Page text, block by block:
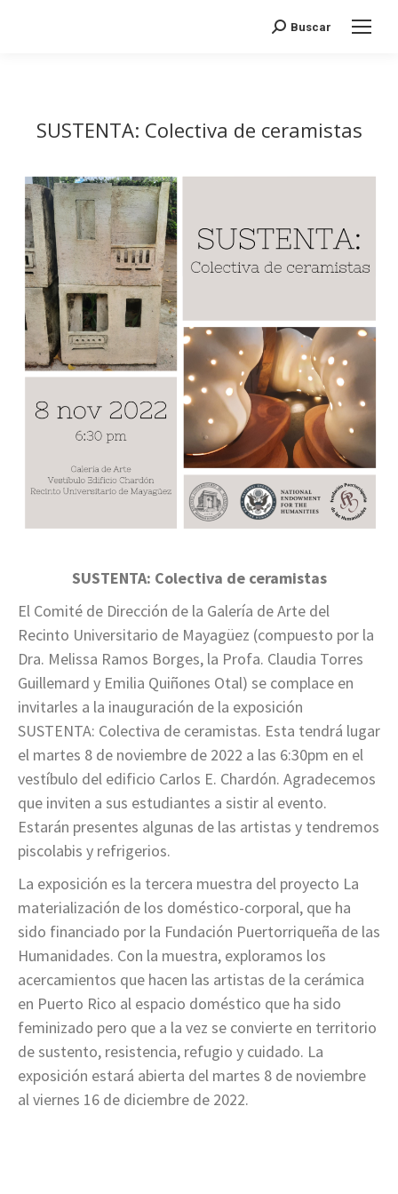
Search:
Buscar
SUSTENTA: Colectiva de ceramistas
SUSTENTA: Colectiva de ceramistas
El Comité de Dirección de la Galería de Arte del
Recinto Universitario de Mayagüez (compuesto por la
Dra. Melissa Ramos Borges, la Profa. Claudia Torres
Guillemard y Emilia Quiñones Otal) se complace en
invitarles a la inauguración de la exposición
SUSTENTA: Colectiva de ceramistas. Esta tendrá lugar
el martes 8 de noviembre de 2022 a las 6:30pm en el
vestíbulo del edificio Carlos E. Chardón. Agradecemos
que inviten a sus estudiantes a sistir al evento.
Estarán presentes algunas de las artistas y tendremos
piscolabis y refrigerios.
La exposición es la tercera muestra del proyecto La
materialización de los doméstico-corporal, que ha
sido financiado por la Fundación Puertorriqueña de las
Humanidades. Con la muestra, exploramos los
acercamientos que hacen las artistas de la cerámica
en Puerto Rico al espacio doméstico que ha sido
feminizado pero que a la vez se convierte en territorio
de sustento, resistencia, refugio y cuidado. La
exposición estará abierta del martes 8 de noviembre
al viernes 16 de diciembre de 2022.